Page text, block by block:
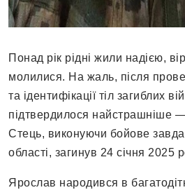
Понад рік рідні жили надією,
молилися. На жаль, після
та ідентифікації тіл загиблих
підтвердилося найстрашніше
Стець, виконуючи бойове
області, загинув 24 січня 2025
Ярослав народився в